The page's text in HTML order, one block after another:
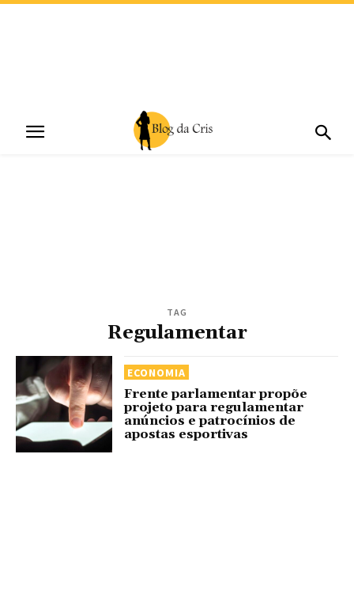
TAG
Regulamentar
ECONOMIA
Frente parlamentar propõe
projeto para regulamentar
anúncios e patrocínios de
apostas esportivas